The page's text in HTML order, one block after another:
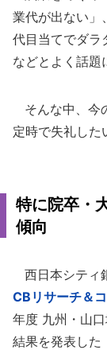
業代が出ない」
代目当てでダラ
などとよく話題
そんな中、今
定時で失礼した
特に院卒・
傾向
西日本シティ
CBリサーチ＆
年度 九州・山
結果を発表した